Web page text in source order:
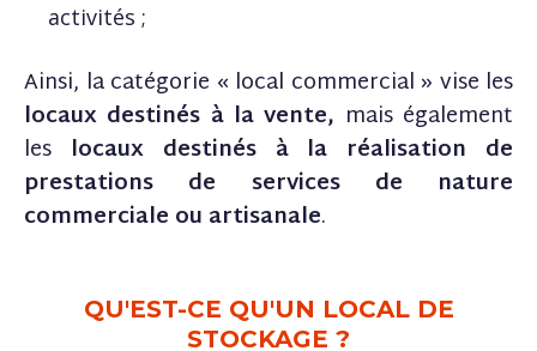
activités ;
Ainsi, la catégorie « local commercial » vise les
locaux destinés à la vente, mais également
les locaux destinés à la réalisation de
prestations de services de nature
commerciale ou artisanale.
QU'EST-CE QU'UN LOCAL DE
STOCKAGE ?